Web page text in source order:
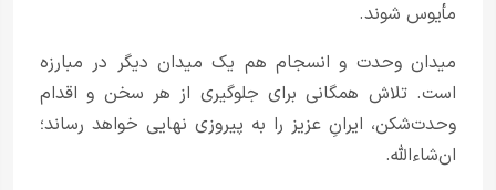
مأیوس شوند.
میدان وحدت و انسجام هم یک میدان دیگر در مبارزه
است. تلاش همگانی برای جلوگیری از هر سخن و اقدام
وحدت‌شکن، ایرانِ عزیز را به پیروزی نهایی خواهد رساند؛
ان‌شاءالله.